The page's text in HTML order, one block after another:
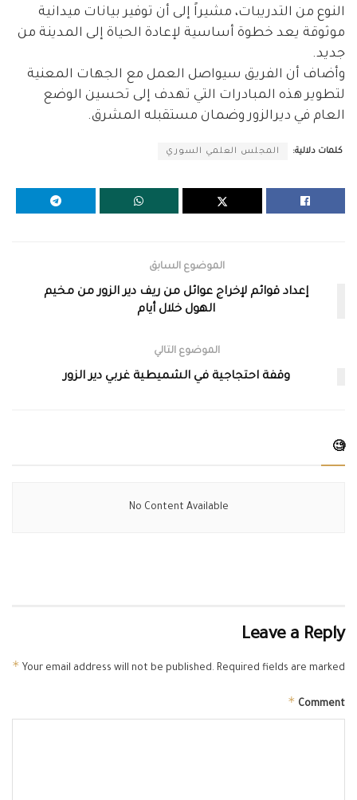
النوع من التدريبات، مشيراً إلى أن توفير بيانات ميدانية
موثوقة يعد خطوة أساسية لإعادة الحياة إلى المدينة من
جديد.
وأضاف أن الفريق سيواصل العمل مع الجهات المعنية
لتطوير هذه المبادرات التي تهدف إلى تحسين الوضع
العام في ديرالزور وضمان مستقبله المشرق.
كلمات دلالية: المجلس العلمي السوري
الموضوع السابق
إعداد قوائم لإخراج عوائل من ريف دير الزور من مخيم
الهول خلال أيام
الموضوع التالي
وقفة احتجاجية في الشميطية غربي دير الزور
🧐
No Content Available
Leave a Reply
Your email address will not be published. Required fields are marked
*
Comment
*